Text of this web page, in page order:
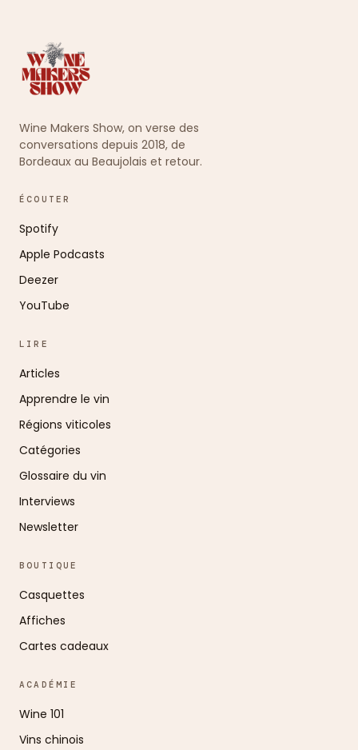
Wine Makers Show, on verse des
conversations depuis 2018, de
Bordeaux au Beaujolais et retour.
ÉCOUTER
Spotify
Apple Podcasts
Deezer
YouTube
LIRE
Articles
Apprendre le vin
Régions viticoles
Catégories
Glossaire du vin
Interviews
Newsletter
BOUTIQUE
Casquettes
Affiches
Cartes cadeaux
ACADÉMIE
Wine 101
Vins chinois